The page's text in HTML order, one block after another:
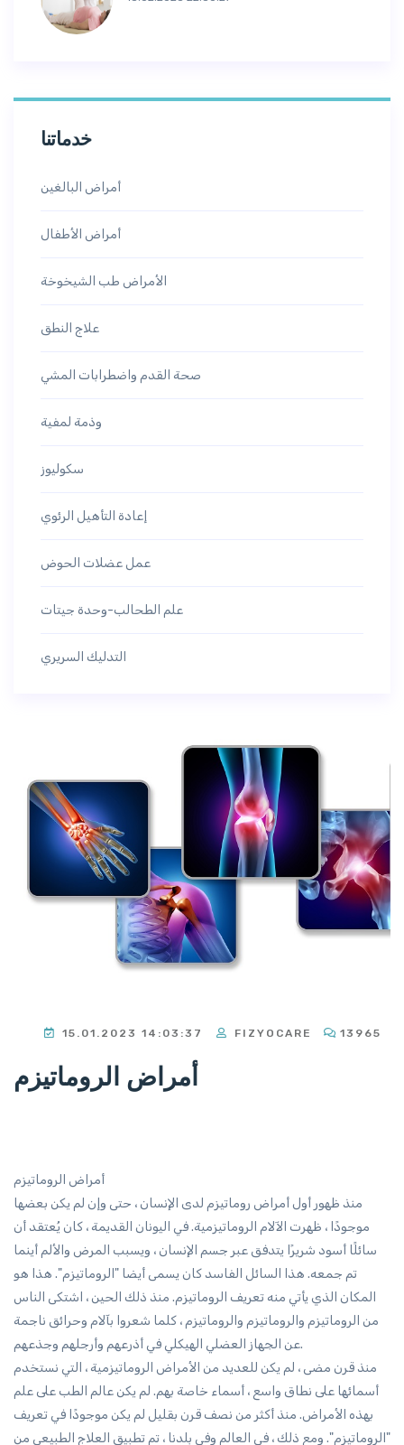
خدماتنا
أمراض البالغين
أمراض الأطفال
الأمراض طب الشيخوخة
علاج النطق
صحة القدم واضطرابات المشي
وذمة لمفية
سكوليوز
إعادة التأهيل الرئوي
عمل عضلات الحوض
علم الطحالب-وحدة جيتات
التدليك السريري
15.01.2023 14:03:37 FIZYOCARE 13965
أمراض الروماتيزم
أمراض الروماتيزم
منذ ظهور أول أمراض روماتيزم لدى الإنسان ، حتى وإن لم يكن بعضها
موجودًا ، ظهرت الآلام الروماتيزمية. في اليونان القديمة ، كان يُعتقد أن
سائلًا أسود شريرًا يتدفق عبر جسم الإنسان ، ويسبب المرض والألم أينما
تم جمعه. هذا السائل الفاسد كان يسمى أيضا "الروماتيزم". هذا هو
المكان الذي يأتي منه تعريف الروماتيزم. منذ ذلك الحين ، اشتكى الناس
من الروماتيزم والروماتيزم والروماتيزم ، كلما شعروا بآلام وحرائق ناجمة
عن الجهاز العضلي الهيكلي في أذرعهم وأرجلهم وجذعهم.
منذ قرن مضى ، لم يكن للعديد من الأمراض الروماتيزمية ، التي نستخدم
أسمائها على نطاق واسع ، أسماء خاصة بهم. لم يكن عالم الطب على علم
بهذه الأمراض. منذ أكثر من نصف قرن بقليل لم يكن موجودًا في تعريف
"الروماتيزم". ومع ذلك ، في العالم وفي بلدنا ، تم تطبيق العلاج الطبيعي من